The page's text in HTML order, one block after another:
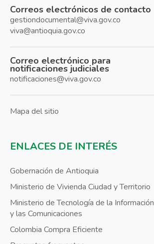
Correos electrónicos de contacto
gestiondocumental@viva.gov.co
viva@antioquia.gov.co
Correo electrónico para
notificaciones judiciales
notificaciones@viva.gov.co
Mapa del sitio
ENLACES DE INTERÉS
Gobernación de Antioquia
Ministerio de Vivienda Ciudad y Territorio
Ministerio de Tecnología de la Información
y las Comunicaciones
Colombia Compra Eficiente